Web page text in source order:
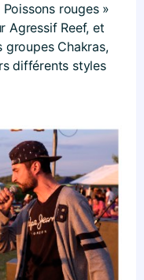
rouges »
Agressif Reef, et
groupes Chakras,
différents styles